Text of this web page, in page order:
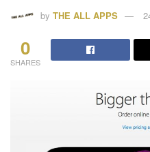
by THE ALL APPS
0
SHARES